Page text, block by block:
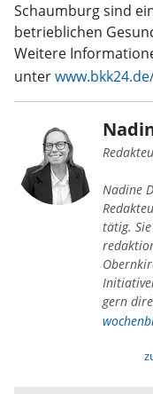
Schaumburg sind
betrieblichen
Weitere
unter
Nadine
tätig.
gern